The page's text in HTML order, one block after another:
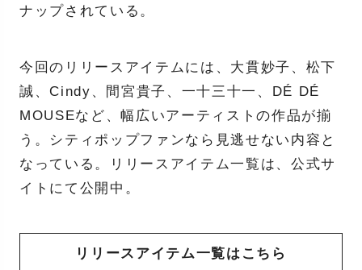
ナップされている。
今回のリリースアイテムには、大貫妙子、松下
誠、Cindy、間宮貴子、一十三十一、DÉ DÉ
MOUSEなど、幅広いアーティストの作品が揃
う。シティポップファンなら見逃せない内容と
なっている。リリースアイテム一覧は、公式サ
イトにて公開中。
リリースアイテム一覧はこちら